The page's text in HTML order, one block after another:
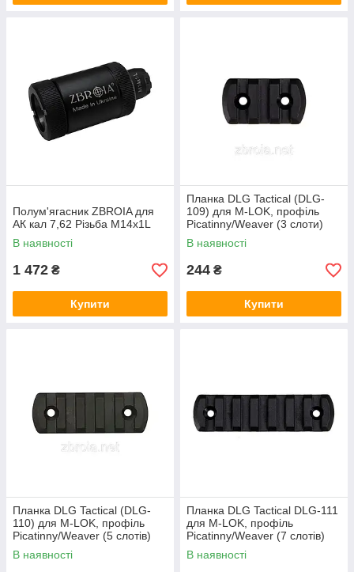
Полум'ягасник ZBROIA для
АК кал 7,62 Різьба M14x1L
В наявності
1 472 ₴
Купити
Планка DLG Tactical (DLG-
109) для M-LOK, профіль
Picatinny/Weaver (3 слоти)
Green
В наявності
244 ₴
Купити
Планка DLG Tactical (DLG-
110) для M-LOK, профіль
Picatinny/Weaver (5 слотів)
Black
В наявності
Планка DLG Tactical DLG-111
для M-LOK, профіль
Picatinny/Weaver (7 слотів)
чорний
В наявності